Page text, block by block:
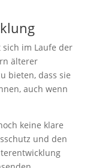
sich im Laufe der
älterer
bieten, dass sie
auch wenn
keine klare
und den